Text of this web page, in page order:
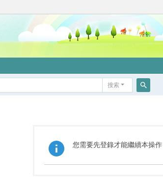
搜索
您需要先登錄才能繼續本操作